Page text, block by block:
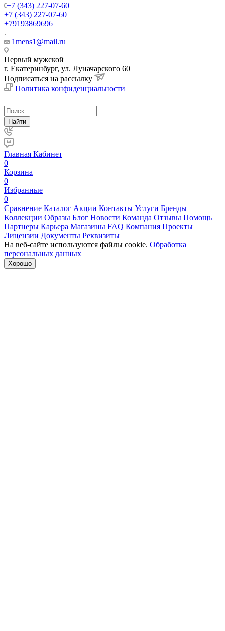
+7 (343) 227-07-60
+7 (343) 227-07-60
+79193869696
1mens1@mail.ru
Первый мужской
г. Екатеринбург, ул. Луначарского 60
Подписаться на рассылку
Политика конфиденциальности
Найти
Главная Кабинет
0
Корзина
0
Избранные
0
Сравнение Каталог Акции Контакты Услуги Бренды
Коллекции Образы Блог Новости Команда Отзывы Помощь
Партнеры Карьера Магазины FAQ Компания Проекты
Лицензии Документы Реквизиты
На веб-сайте используются файлы cookie. Обработка
персональных данных
Хорошо